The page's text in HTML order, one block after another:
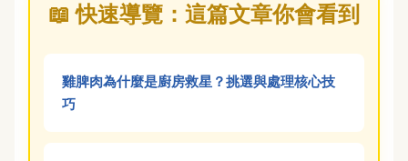
📖 快速導覽：這篇文章你會看到
雞脾肉為什麼是廚房救星？挑選與處理核心技
巧